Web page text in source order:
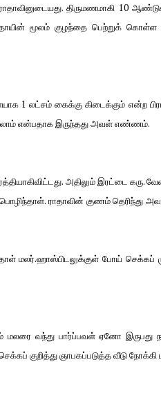
திருமணமாகி 10
மூலம் குழந்தை பெற்றுக்
1 லட்சம் கைக்கு கிடைக்கும் என்ற
என்பதாக இருந்தது அவள் எண்ணம்.
அதிலும் இரட்டை கரு.
ராதாவின் குணம் தெரிந்து
மலர்.ஹாஸ்பிடலுக்குள் போய் செக்கப்
வந்து பார்ப்பவள் ஏனோ இருபது
குறித்து ஞாபகப்படுத்த வீடு நோக்கி